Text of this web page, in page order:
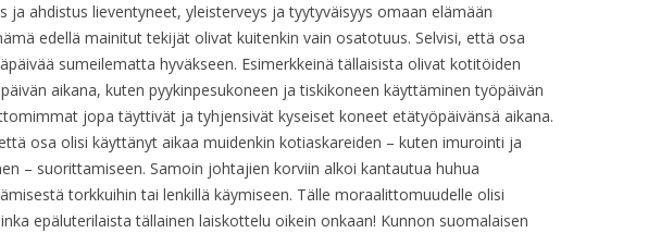
ja ahdistus lieventyneet, yleisterveys ja tyytyväisyys omaan elämään
edellä mainitut tekijät olivat kuitenkin vain osatotuus. Selvisi, että osa
sumeilematta hyväkseen. Esimerkkeinä tällaisista olivat kotitöiden
aikana, kuten pyykinpesukoneen ja tiskikoneen käyttäminen työpäivän
jopa täyttivät ja tyhjensivät kyseiset koneet etätyöpäivänsä aikana.
osa olisi käyttänyt aikaa muidenkin kotiaskareiden – kuten imurointi ja
– suorittamiseen. Samoin johtajien korviin alkoi kantautua huhua
torkkuihin tai lenkillä käymiseen. Tälle moraalittomuudelle olisi
epäluterilaista tällainen laiskottelu oikein onkaan! Kunnon suomalaisen